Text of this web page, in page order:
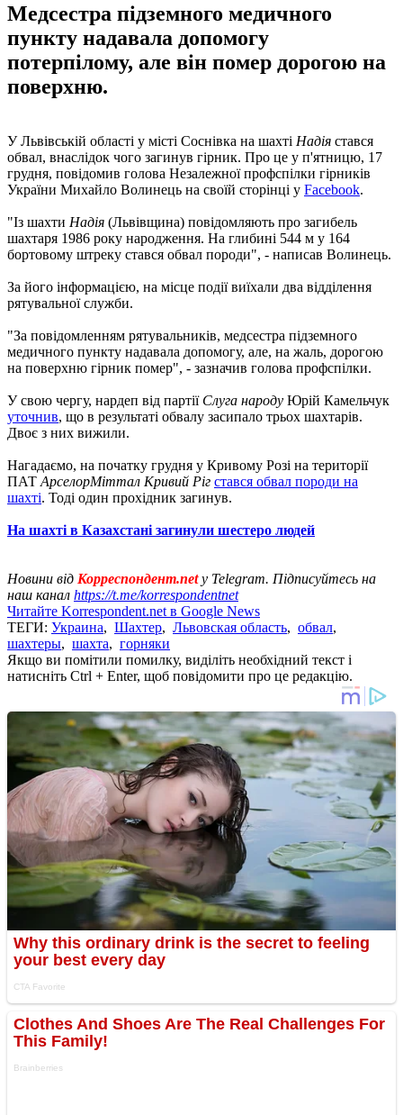
Медсестра підземного медичного
пункту надавала допомогу
потерпілому, але він помер дорогою на
поверхню.
У Львівській області у місті Соснівка на шахті Надія стався
обвал, внаслідок чого загинув гірник. Про це у п'ятницю, 17
грудня, повідомив голова Незалежної профспілки гірників
України Михайло Волинець на своїй сторінці у Facebook.
"Із шахти Надія (Львівщина) повідомляють про загибель
шахтаря 1986 року народження. На глибині 544 м у 164
бортовому штреку стався обвал породи", - написав Волинець.
За його інформацією, на місце події виїхали два відділення
рятувальної служби.
"За повідомленням рятувальників, медсестра підземного
медичного пункту надавала допомогу, але, на жаль, дорогою
на поверхню гірник помер", - зазначив голова профспілки.
У свою чергу, нардеп від партії Слуга народу Юрій Камельчук
уточнив, що в результаті обвалу засипало трьох шахтарів.
Двоє з них вижили.
Нагадаємо, на початку грудня у Кривому Розі на території
ПАТ АрселорМіттал Кривий Ріг стався обвал породи на
шахті. Тоді один прохідник загинув.
На шахті в Казахстані загинули шестеро людей
Новини від Корреспондент.netу Telegram. Підписуйтесь на
наш канал https://t.me/korrespondentnet
Читайте Korrespondent.net в Google News
ТЕГИ: Украина, Шахтер, Львовская область, обвал,
шахтеры, шахта, горняки
Якщо ви помітили помилку, виділіть необхідний текст і
натисніть Ctrl + Enter, щоб повідомити про це редакцію.